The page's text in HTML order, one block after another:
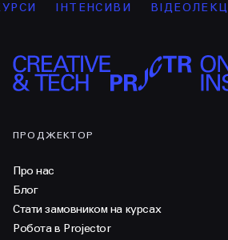
ІНТЕНСИВИ ВІДЕОЛЕКЦІЇ
ПРОДЖЕКТОР
Про нас
Блог
Стати замовником на курсах
Робота в Projector